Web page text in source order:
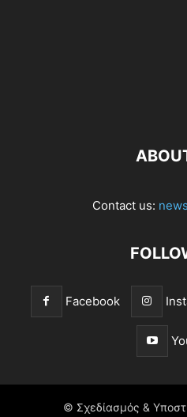
Contact us:
Facebook
© Σχεδίασμός &